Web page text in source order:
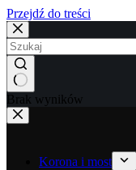
Przejdź do treści
Brak wyników
Korona i most